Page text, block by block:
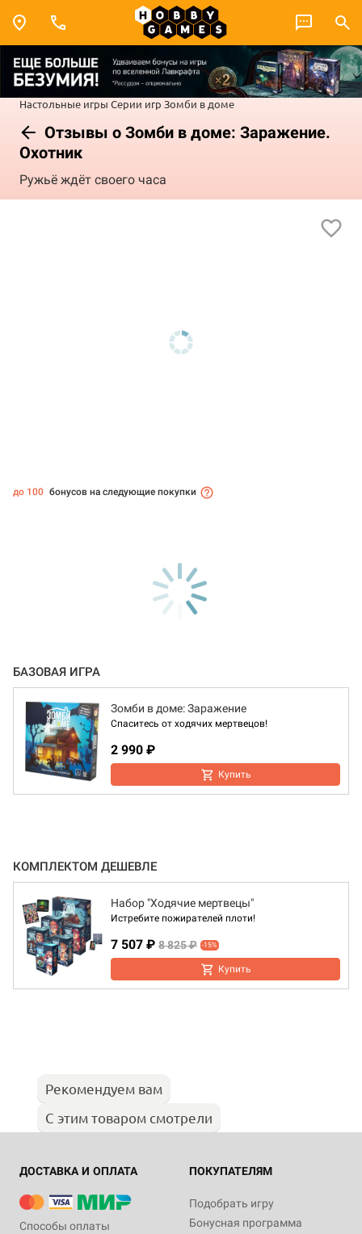
Настольные игры Серии игр Зомби в доме
Отзывы о Зомби в доме: Заражение.
Охотник
Ружьё ждёт своего часа
до 100 бонусов на следующие покупки
БАЗОВАЯ ИГРА
Зомби в доме: Заражение
Спаситесь от ходячих мертвецов!
2 990 ₽
Купить
КОМПЛЕКТОМ ДЕШЕВЛЕ
Набор "Ходячие мертвецы"
Истребите пожирателей плоти!
7 507 ₽ 8 825 ₽ -15%
Купить
Рекомендуем вам
С этим товаром смотрели
ДОСТАВКА И ОПЛАТА
Способы оплаты
ПОКУПАТЕЛЯМ
Подобрать игру
Бонусная программа